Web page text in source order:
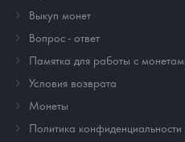
Выкуп монет
Вопрос - ответ
Памятка для работы с
Условия возврата
Монеты
Политика конфиденциальности